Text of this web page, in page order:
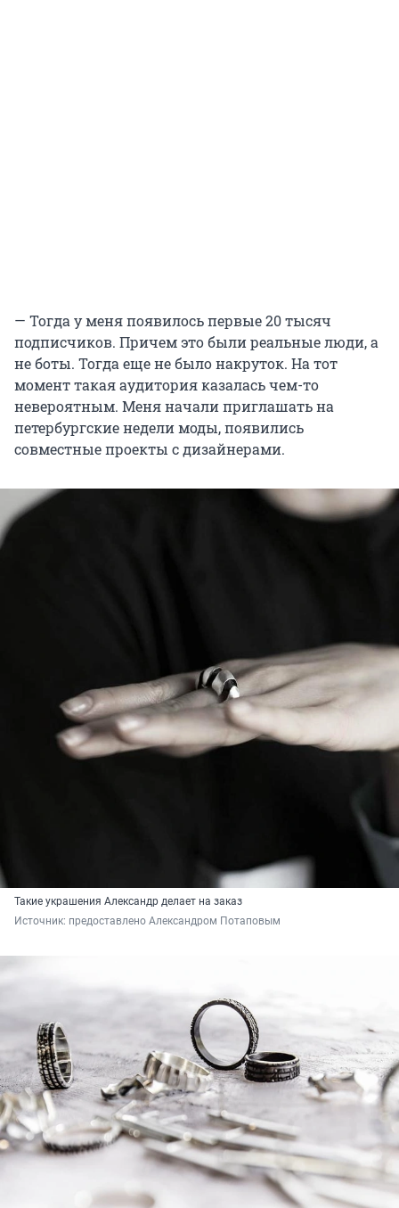
— Тогда у меня появилось первые 20 тысяч
подписчиков. Причем это были реальные люди, а
не боты. Тогда еще не было накруток. На тот
момент такая аудитория казалась чем-то
невероятным. Меня начали приглашать на
петербургские недели моды, появились
совместные проекты с дизайнерами.
Такие украшения Александр делает на заказ
Источник: предоставлено Александром Потаповым